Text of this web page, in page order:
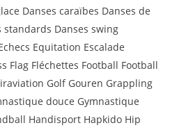
Danses caraïbes Danses de
standards Danses swing
Equitation Escalade
Flag Fléchettes Football Football
Golf Gouren Grappling
douce Gymnastique
Handisport Hapkido Hip